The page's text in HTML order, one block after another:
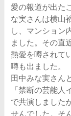
愛の報道が出た
な実さんは横山
し、マンション
ました。その直
熱愛を噂されて
噂も出ました。
田中みな実さん
「禁断の芸能人
で共演しました
せんでした。そ